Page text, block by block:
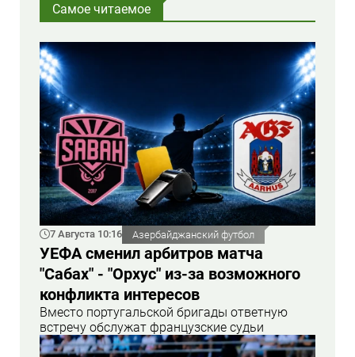
Самое читаемое
7 Августа 10:16 Азербайджанский футбол
УЕФА сменил арбитров матча
"Сабах" - "Орхус" из-за возможного
конфликта интересов
Вместо португальской бригады ответную
встречу обслужат французские судьи